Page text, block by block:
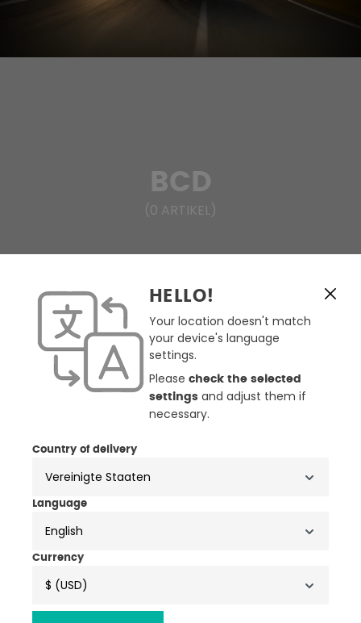
BCD
(0 ARTIKEL)
FILTERN & SORTIEREN
Keine Produkte gefunden.
ANMELDEN & ATTRAKTIVE
VORTEILE SICHERN
• Exklusive Aktionen, Produktneuheiten & Trends
• Attraktive Rabatte, Schnäppchen & Gutscheine
HELLO!
Your location doesn't match
your device's language
settings.
Please check the selected
settings and adjust them if
necessary.
Country of delivery
Language
English
Currency
$ (USD)